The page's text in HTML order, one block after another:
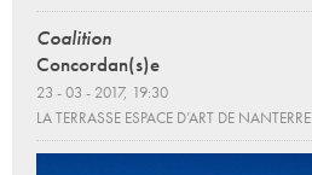
Coalition
Concordan(s)e
23 - 03 - 2017, 19:30
LA TERRASSE ESPACE D’ART DE NANTERRE